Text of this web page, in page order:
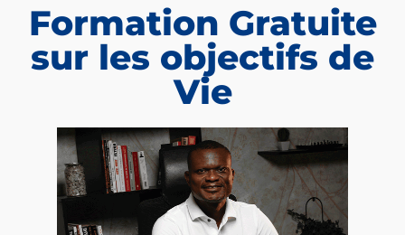
Formation Gratuite
sur les objectifs de
Vie